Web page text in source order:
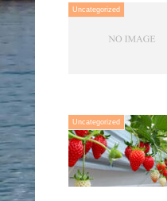
Uncategorized
Uncategorized